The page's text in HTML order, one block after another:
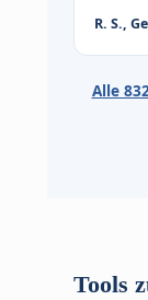
R. S.,
Alle
Tools